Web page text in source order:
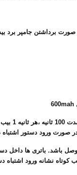
صورت ورود دستور اشتباه
وصل باشد. باتری ها
کوتاه نشانه ورود